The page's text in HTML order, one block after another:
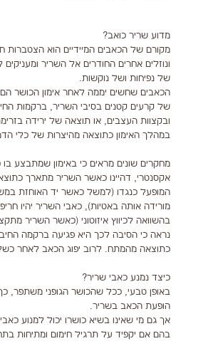
מדוע שריר כואב?
מקורם של הכאבים המיידיים הוא הצטברות
ונוזלים אחרים החודרים אל השריר
של נפיחות ושל נוקשות.
הכאבים שחשים יממה לאחר אימון הכושר
של קרעים קטנים בסיבי השריר, ברקמות
ובקצוות העצבים, או תוצאה של ירידה
במהלך האימון כתוצאה מהיצרות של כלי
מחקרים שונים מראים כי באימון שמתבצע בו
אקסנטרי, דהיינו כאשר השריר מתארך
המופעל כנגדו (למשל כאשר יד האוחזת
מורידה אותה באטיות), כאבי השריר יהיו
בהשוואה לכיווץ איזוטוני (כאשר השריר
נראה כי הסיבה לכך היא פגיעה ברקמה
כתוצאה מהמתח. לרוב יפוג הכאב לאחר
כיצד נמנע כאבי שריר?
באופן טבעי, ככל שהכושר הגופני משתפר,
הופעת הכאב בשריר.
אך גם מי שאינו בשיא כושרו יכול למנוע
בהם אם יקפיד על תרגיל חימום ומתיחות